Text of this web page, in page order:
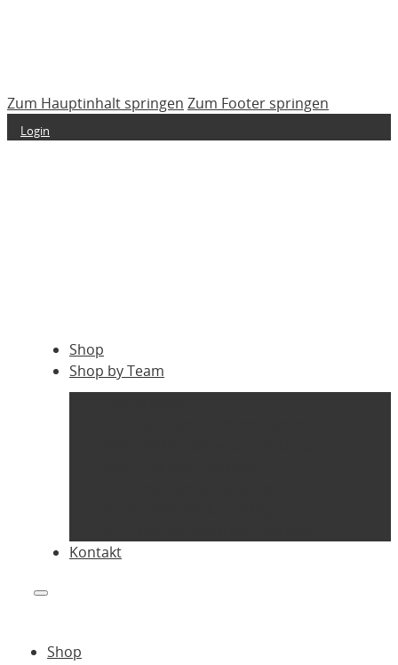
Zum Hauptinhalt springen Zum Footer springen
Login
Shop
Shop by Team
Kontakt
Shop